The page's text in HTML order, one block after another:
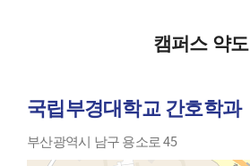
캠퍼스 약도
국립부경대학교 간호학과
부산광역시 남구 용소로 45